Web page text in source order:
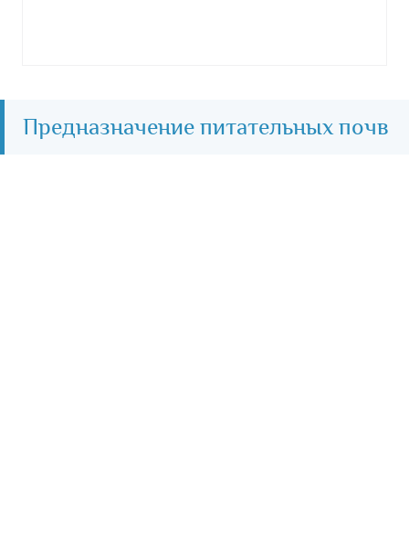
Предназначение питательных почв